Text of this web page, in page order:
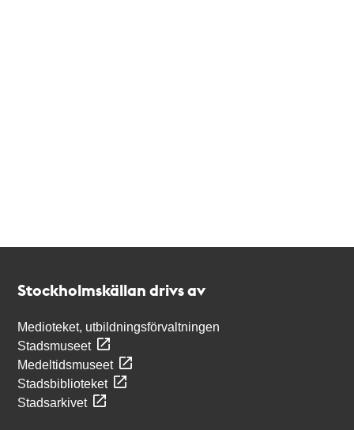
Stockholmskällan drivs av
Medioteket, utbildningsförvaltningen
Stadsmuseet
Medeltidsmuseet
Stadsbiblioteket
Stadsarkivet